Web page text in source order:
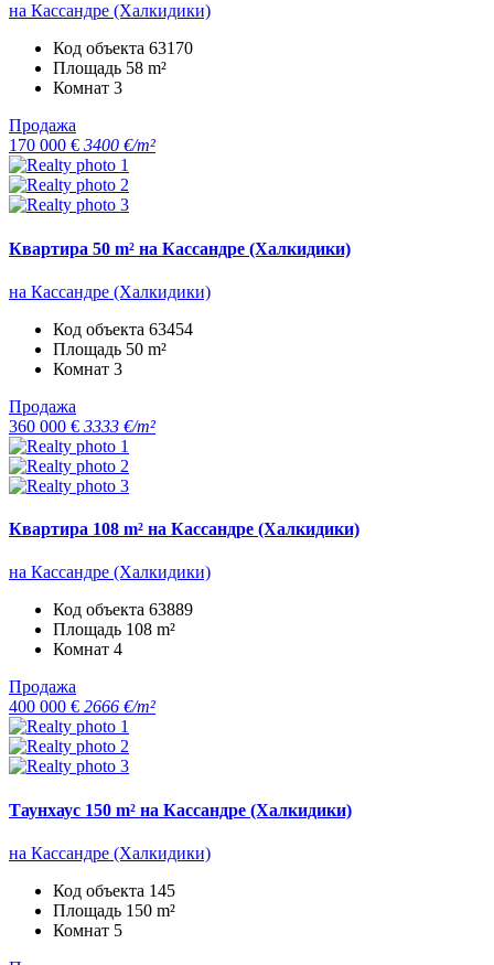
на Кассандре (Халкидики)
Код объекта 63170
Площадь 58 m²
Комнат 3
Продажа
170 000 € 3400 €/m²
Квартира 50 m² на Кассандре (Халкидики)
на Кассандре (Халкидики)
Код объекта 63454
Площадь 50 m²
Комнат 3
Продажа
360 000 € 3333 €/m²
Квартира 108 m² на Кассандре (Халкидики)
на Кассандре (Халкидики)
Код объекта 63889
Площадь 108 m²
Комнат 4
Продажа
400 000 € 2666 €/m²
Таунхаус 150 m² на Кассандре (Халкидики)
на Кассандре (Халкидики)
Код объекта 145
Площадь 150 m²
Комнат 5